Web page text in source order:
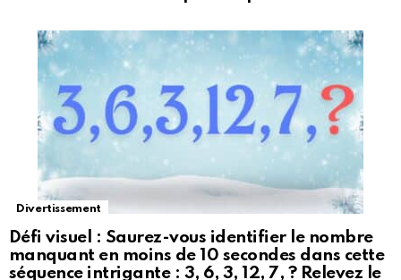
Divertissement
Défi visuel : Saurez-vous identifier le nombre
manquant en moins de 10 secondes dans cette
séquence intrigante : 3, 6, 3, 12, 7, ? Relevez le